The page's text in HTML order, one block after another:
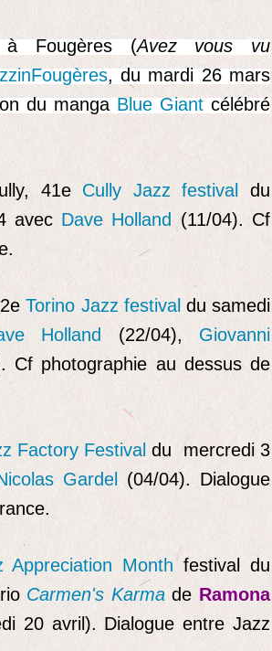
à Fougères (Avez vous vu
, du mardi 26 mars
du mangaBlue Giantcélébré
41e Cully Jazz festival
du
avec Dave Holland
(11/04). Cf
Torino Jazz festival du samedi
Holland (22/04), Giovanni
Cf photographie au dessus de
Factory Festivaldu mercredi 3
Gardel
(04/04). Dialogue
Appreciation Month festival du
Carmen's Karmade Ramona
20 avril). Dialogue entre Jazz